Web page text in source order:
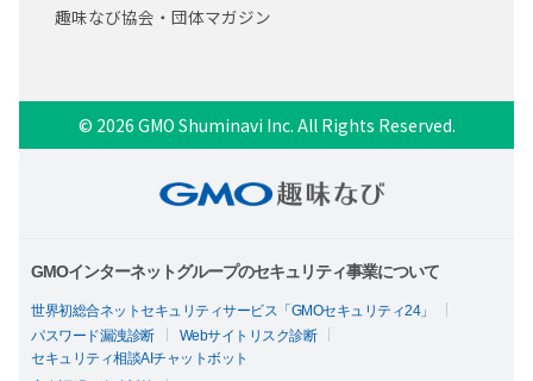
趣味なび協会・団体マガジン
© 2026 GMO Shuminavi Inc. All Rights Reserved.